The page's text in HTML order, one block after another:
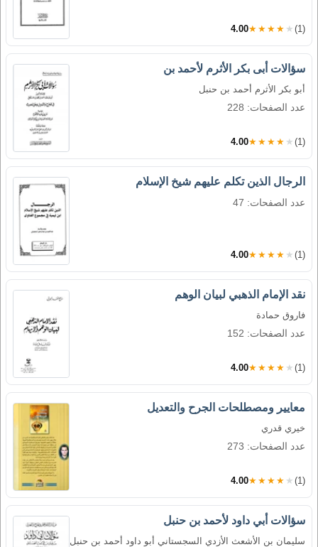
4.00★★★★★ (1)
سؤالات أبى بكر الأثرم لأحمد بن
أبو بكر الأثرم أحمد بن حنبل
عدد الصفحات: 228
4.00★★★★★ (1)
الرجال الذين تكلم عليهم شيخ الإسلام
عدد الصفحات: 47
4.00★★★★★ (1)
نقد الإمام الذهبي لبيان الوهم
فاروق حمادة
عدد الصفحات: 152
4.00★★★★★ (1)
معايير ومصطلحات الجرح والتعديل
خيري قدري
عدد الصفحات: 273
4.00★★★★★ (1)
سؤالات أبي داود لأحمد بن حنبل
سليمان بن الأشعث الأزدي السجستاني أبو داود أحمد بن حنبل